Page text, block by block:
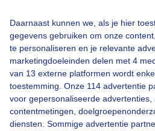
Daarnaast kunnen we, als je hier
gegevens gebruiken om onze
te personaliseren en je relevante
marketingdoeleinden delen met 4
van 13 externe platformen wordt
toestemming. Onze 114 advertentie
voor gepersonaliseerde advertenties,
contentmetingen,
diensten. Sommige advertentie
Een moment